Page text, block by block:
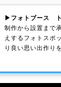
▶フォトブース
制作から設置まで
えするフォトスポ
り良い思い出作りを